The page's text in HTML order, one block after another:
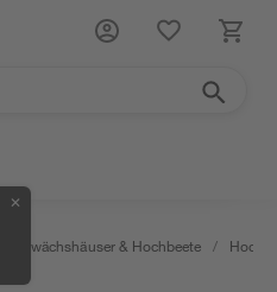
✕
Gewächshäuser & Hochbeete /